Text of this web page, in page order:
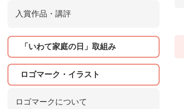
入賞作品・講評
「いわて家庭の日」取組み
ロゴマーク・イラスト
ロゴマークについて